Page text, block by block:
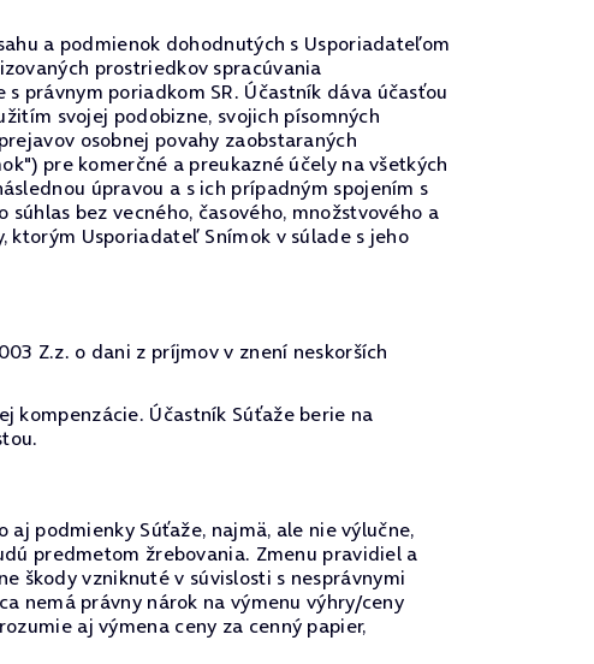
a podmienok dohodnutých s Usporiadateľom
prostriedkov spracúvania
právnym poriadkom SR. Účastník dáva účasťou
svojej podobizne, svojich písomných
osobnej povahy zaobstaraných
pre komerčné a preukazné účely na všetkých
úpravou a s ich prípadným spojením s
bez vecného, časového, množstvového a
ktorým Usporiadateľ Snímok v súlade s jeho
Z.z. o dani z príjmov v znení neskorších
kompenzácie. Účastník Súťaže berie na
podmienky Súťaže, najmä, ale nie výlučne,
predmetom žrebovania. Zmenu pravidiel a
škody vzniknuté v súvislosti s nesprávnymi
nemá právny nárok na výmenu výhry/ceny
aj výmena ceny za cenný papier,